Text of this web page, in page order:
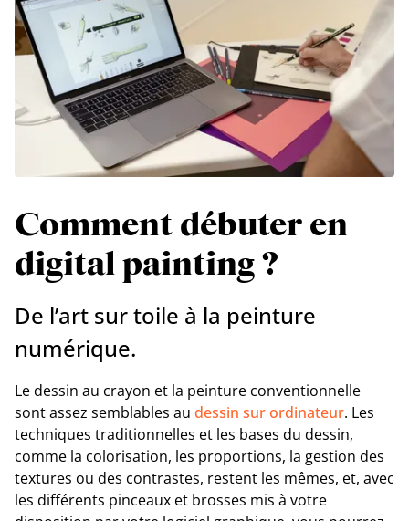
Comment débuter en
digital painting ?
De l’art sur toile à la peinture
numérique.
Le dessin au crayon et la peinture conventionnelle
sont assez semblables au dessin sur ordinateur. Les
techniques traditionnelles et les bases du dessin,
comme la colorisation, les proportions, la gestion des
textures ou des contrastes, restent les mêmes, et, avec
les différents pinceaux et brosses mis à votre